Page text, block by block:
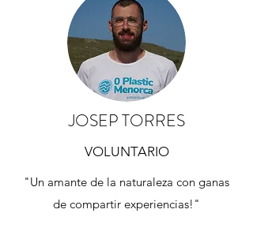
JOSEP TORRES
VOLUNTARIO
"Un amante de la naturaleza con ganas
de compartir experiencias!"